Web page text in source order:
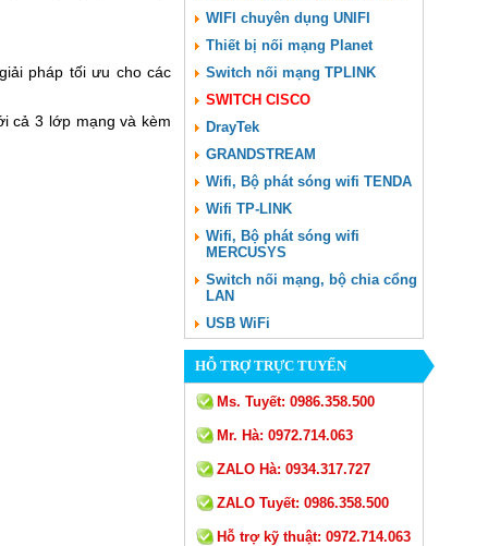
pháp tối ưu cho các
cả 3 lớp mạng và kèm
WIFI chuyên dụng UNIFI
Thiết bị nối mạng Planet
Switch nối mạng TPLINK
SWITCH CISCO
DrayTek
GRANDSTREAM
Wifi, Bộ phát sóng wifi TENDA
Wifi TP-LINK
Wifi, Bộ phát sóng wifi
MERCUSYS
Switch nối mạng, bộ chia cổng
LAN
USB WiFi
HỖ TRỢ TRỰC TUYẾN
Ms. Tuyết: 0986.358.500
Mr. Hà: 0972.714.063
ZALO Hà: 0934.317.727
ZALO Tuyết: 0986.358.500
Hỗ trợ kỹ thuật: 0972.714.063